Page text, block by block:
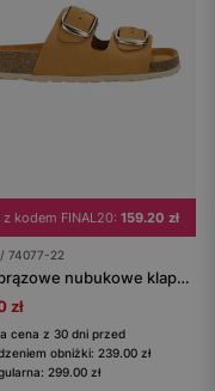
z kodem FINAL20: 159.20 zł
74077-22
Jasnobrązowe nubukowe klapki na korkowej podeszwie
zł
cena z 30 dni przed
obniżki: 239.00 zł
299.00 zł